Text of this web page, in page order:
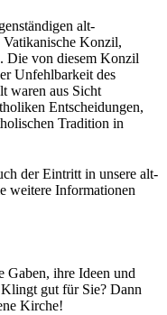
alt-
Konzil,
Die von diesem Konzil
Unfehlbarkeit des
waren aus Sicht
Entscheidungen,
Tradition in
der Eintritt in unsere alt-
weitere Informationen
ihre Ideen und
gut für Sie? Dann
Kirche!